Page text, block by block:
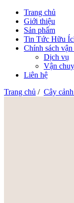
Trang chủ
Giới thiệu
Sản phẩm
Tin Tức Hữu
Chính sách
Dịch vụ
Vận
Liên hệ
Trang chủ / Cây